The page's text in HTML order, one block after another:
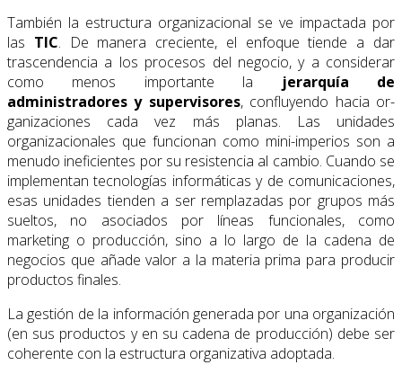
También la estructura organizacional se ve impactada por
las TIC. De manera creciente, el enfoque tiende a dar
trascendencia a los procesos del negocio, y a considerar
como menos importante la jerarquía de
administradores y supervisores, confluyendo hacia or­
ganizaciones cada vez más planas. Las unidades
organizacionales que funcionan como mini-imperios son a
menudo ineficientes por su resistencia al cambio. Cuando se
imple­mentan tecnologías informáticas y de comunicaciones,
esas unidades tienden a ser rem­plazadas por grupos más
sueltos, no asociados por líneas funcionales, como
marketing o producción, sino a lo largo de la cadena de
negocios que añade valor a la materia prima para producir
productos finales.
La gestión de la información generada por una organización
(en sus productos y en su cadena de producción) debe ser
coherente con la estructura organizativa adoptada.